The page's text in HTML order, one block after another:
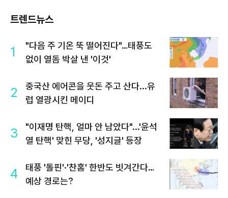
트렌드뉴스
1
"다음 주 기온 뚝 떨어진다"…태풍도
없이 열돔 박살 낸 '이것'
2
중국산 에어콘을 웃돈 주고 산다...유
럽 열광시킨 메이디
3
"이재명 탄핵, 얼마 안 남았다"...'윤석
열 탄핵' 맞힌 무당, '성지글' 등장
4
태풍 '돌핀'·'찬홈' 한반도 빗겨간다…
예상 경로는?